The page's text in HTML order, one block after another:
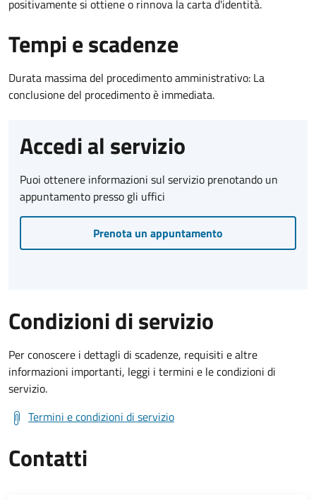
positivamente si ottiene o rinnova la carta d'identità.
Tempi e scadenze
Durata massima del procedimento amministrativo: La
conclusione del procedimento è immediata.
Accedi al servizio
Puoi ottenere informazioni sul servizio prenotando un
appuntamento presso gli uffici
Prenota un appuntamento
Condizioni di servizio
Per conoscere i dettagli di scadenze, requisiti e altre
informazioni importanti, leggi i termini e le condizioni di
servizio.
Termini e condizioni di servizio
Contatti